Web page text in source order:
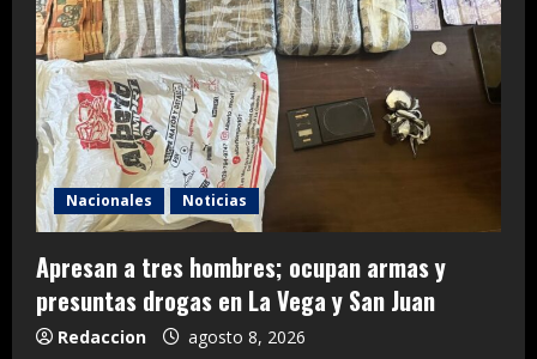
Nacionales Noticias
Apresan a tres hombres; ocupan armas y
presuntas drogas en La Vega y San Juan
Redaccion agosto 8, 2026